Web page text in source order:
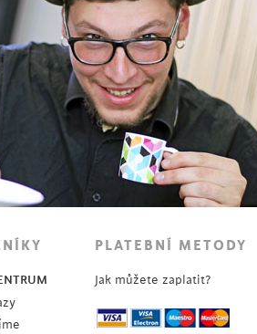
PLATEBNÍ METODY
Jak můžete zaplatit?